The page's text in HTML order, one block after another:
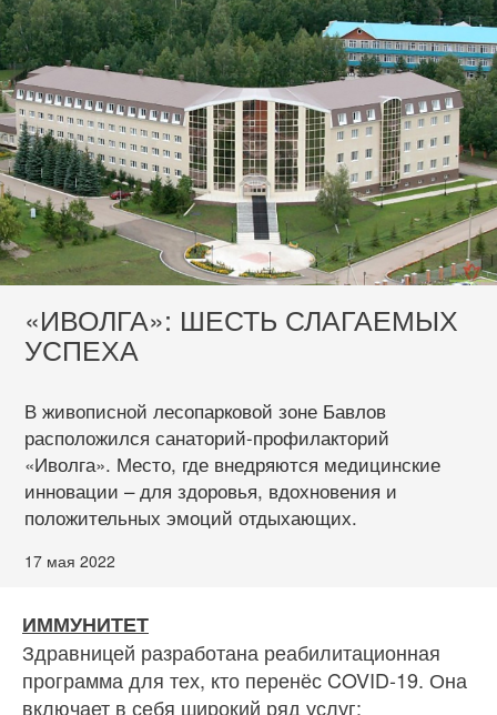
«ИВОЛГА»: ШЕСТЬ СЛАГАЕМЫХ
УСПЕХА
В живописной лесопарковой зоне Бавлов
расположился санаторий-профилакторий
«Иволга». Место, где внедряются медицинские
инновации – для здоровья, вдохновения и
положительных эмоций отдыхающих.
17 мая 2022
ИММУНИТЕТ
Здравницей разработана реабилитационная
программа для тех, кто перенёс COVID-19. Она
включает в себя широкий ряд услуг: